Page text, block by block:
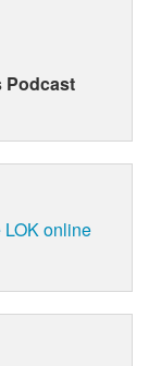
Podcast
online